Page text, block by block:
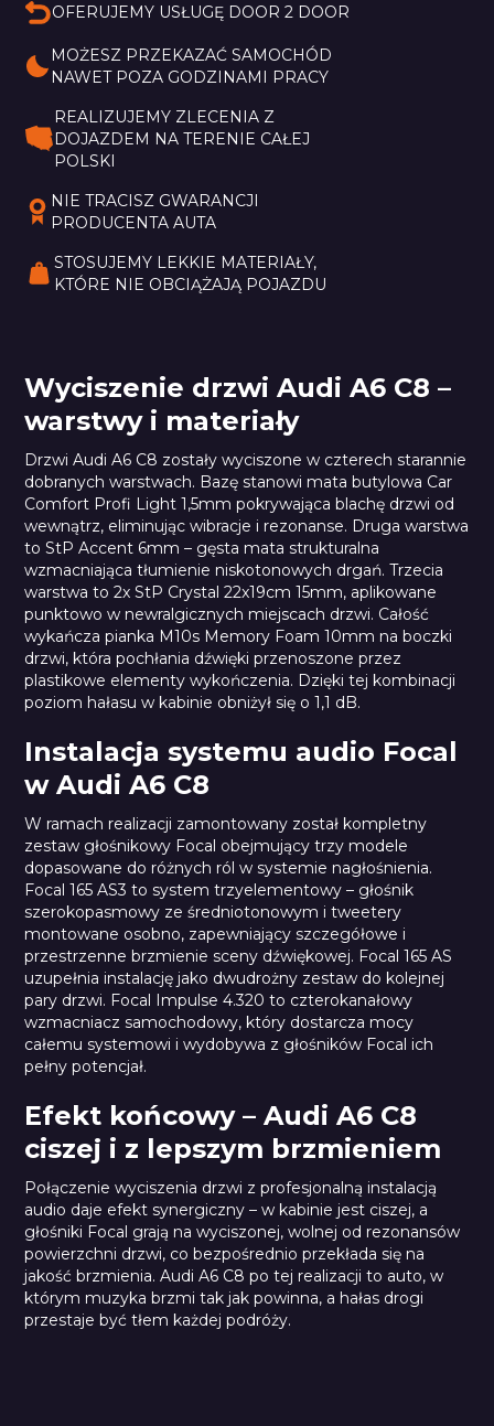
Professional
OFERUJEMY USŁUGĘ DOOR 2 DOOR
MOŻESZ PRZEKAZAĆ SAMOCHÓD
NAWET POZA GODZINAMI PRACY
REALIZUJEMY ZLECENIA Z
DOJAZDEM NA TERENIE CAŁEJ
POLSKI
NIE TRACISZ GWARANCJI
PRODUCENTA AUTA
STOSUJEMY LEKKIE MATERIAŁY,
KTÓRE NIE OBCIĄŻAJĄ POJAZDU
Wyciszenie drzwi Audi A6 C8 –
warstwy i materiały
Drzwi Audi A6 C8 zostały wyciszone w czterech starannie
dobranych warstwach. Bazę stanowi mata butylowa Car
Comfort Profi Light 1,5mm pokrywająca blachę drzwi od
wewnątrz, eliminując wibracje i rezonanse. Druga warstwa
to StP Accent 6mm – gęsta mata strukturalna
wzmacniająca tłumienie niskotonowych drgań. Trzecia
warstwa to 2x StP Crystal 22x19cm 15mm, aplikowane
punktowo w newralgicznych miejscach drzwi. Całość
wykańcza pianka M10s Memory Foam 10mm na boczki
drzwi, która pochłania dźwięki przenoszone przez
plastikowe elementy wykończenia. Dzięki tej kombinacji
poziom hałasu w kabinie obniżył się o 1,1 dB.
Instalacja systemu audio Focal
w Audi A6 C8
W ramach realizacji zamontowany został kompletny
zestaw głośnikowy Focal obejmujący trzy modele
dopasowane do różnych ról w systemie nagłośnienia.
Focal 165 AS3 to system trzyelementowy – głośnik
szerokopasmowy ze średniotonowym i tweetery
montowane osobno, zapewniający szczegółowe i
przestrzenne brzmienie sceny dźwiękowej. Focal 165 AS
uzupełnia instalację jako dwudrożny zestaw do kolejnej
pary drzwi. Focal Impulse 4.320 to czterokanałowy
wzmacniacz samochodowy, który dostarcza mocy
całemu systemowi i wydobywa z głośników Focal ich
pełny potencjał.
Efekt końcowy – Audi A6 C8
ciszej i z lepszym brzmieniem
Połączenie wyciszenia drzwi z profesjonalną instalacją
audio daje efekt synergiczny – w kabinie jest ciszej, a
głośniki Focal grają na wyciszonej, wolnej od rezonansów
powierzchni drzwi, co bezpośrednio przekłada się na
jakość brzmienia. Audi A6 C8 po tej realizacji to auto, w
którym muzyka brzmi tak jak powinna, a hałas drogi
przestaje być tłem każdej podróży.